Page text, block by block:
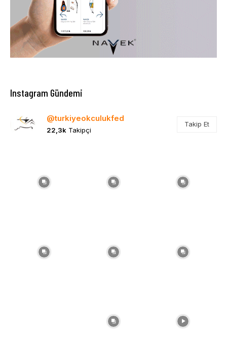
Instagram Gündemi
@turkiyeokculukfed
22,3k Takipçi
Takip Et